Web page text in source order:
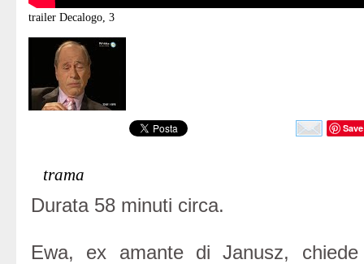
trailer Decalogo, 3
Save
trama
Durata 58 minuti circa.
Ewa, ex amante di Janusz,